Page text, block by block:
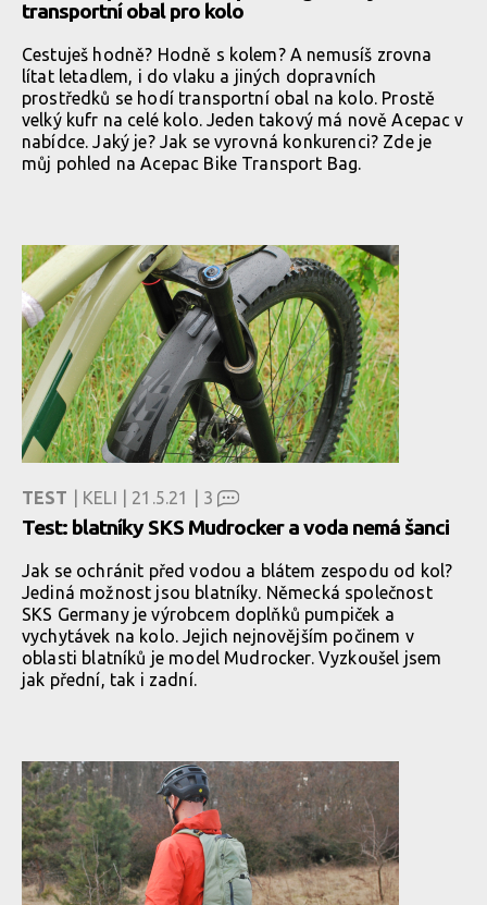
transportní obal pro kolo
Cestuješ hodně? Hodně s kolem? A nemusíš zrovna
lítat letadlem, i do vlaku a jiných dopravních
prostředků se hodí transportní obal na kolo. Prostě
velký kufr na celé kolo. Jeden takový má nově Acepac v
nabídce. Jaký je? Jak se vyrovná konkurenci? Zde je
můj pohled na Acepac Bike Transport Bag.
TEST | KELI | 21.5.21 | 3
Test: blatníky SKS Mudrocker a voda nemá šanci
Jak se ochránit před vodou a blátem zespodu od kol?
Jediná možnost jsou blatníky. Německá společnost
SKS Germany je výrobcem doplňků pumpiček a
vychytávek na kolo. Jejich nejnovějším počinem v
oblasti blatníků je model Mudrocker. Vyzkoušel jsem
jak přední, tak i zadní.